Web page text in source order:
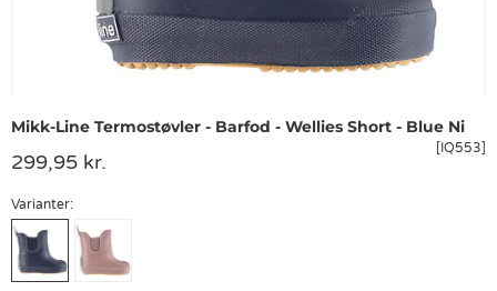
Mikk-Line Termostøvler - Barfod - Wellies Short - Blue Ni
[IQ553]
299,95 kr.
Varianter: